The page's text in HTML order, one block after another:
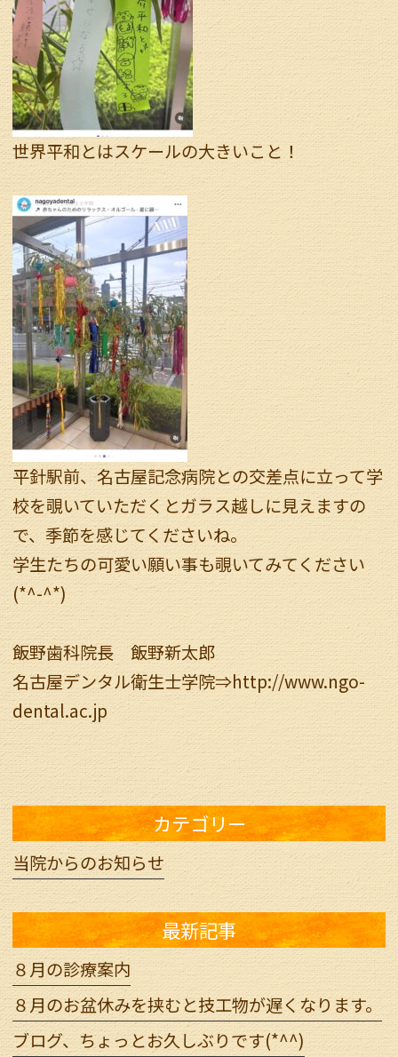
世界平和とはスケールの大きいこと！
平針駅前、名古屋記念病院との交差点に立って学
校を覗いていただくとガラス越しに見えますの
で、季節を感じてくださいね。
学生たちの可愛い願い事も覗いてみてください
(*^-^*)
飯野歯科院長 飯野新太郎
名古屋デンタル衛生士学院⇒http://www.ngo-
dental.ac.jp
カテゴリー
当院からのお知らせ
最新記事
８月の診療案内
８月のお盆休みを挟むと技工物が遅くなります。
ブログ、ちょっとお久しぶりです(*^^)